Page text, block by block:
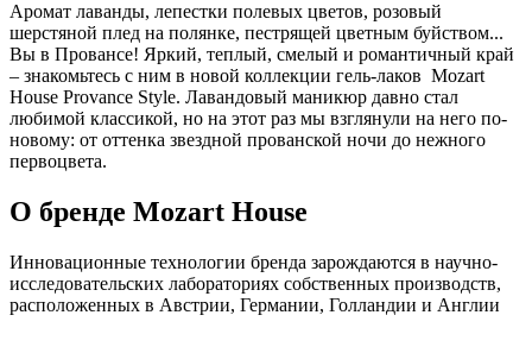
Аромат лаванды, лепестки полевых цветов, розовый
шерстяной плед на полянке, пестрящей цветным буйством...
Вы в Провансе! Яркий, теплый, смелый и романтичный край
– знакомьтесь с ним в новой коллекции гель-лаков Mozart
House Provance Style. Лавандовый маникюр давно стал
любимой классикой, но на этот раз мы взглянули на него по-
новому: от оттенка звездной прованской ночи до нежного
первоцвета.
О бренде Mozart House
Инновационные технологии бренда зарождаются в научно-
исследовательских лабораториях собственных производств,
расположенных в Австрии, Германии, Голландии и Англии